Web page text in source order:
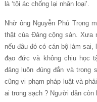
là ‘tội ác chống lại nhân loại’.
Nhờ ông Nguyễn Phú Trọng
thật của Đảng cộng sản. Xưa
nếu đâu đó có cán bộ làm
đạo đức và không chịu học
đảng luôn đúng đắn và trong
cũng vi phạm pháp luật và
ai trong sạch ? Người dân còn